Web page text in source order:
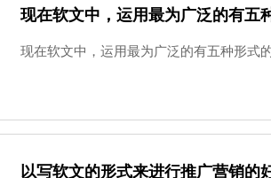
现在软文中，运用最为广泛的有五
现在软文中，运用最为广泛的有五种形式
以写软文的形式来进行推广营销的